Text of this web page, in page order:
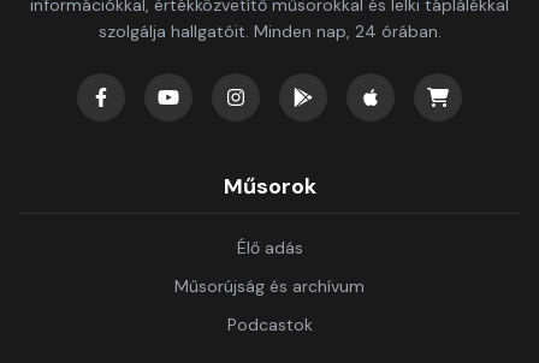
információkkal, értékközvetítő műsorokkal és lelki táplálékkal
szolgálja hallgatóit. Minden nap, 24 órában.
Műsorok
Élő adás
Műsorújság és archívum
Podcastok